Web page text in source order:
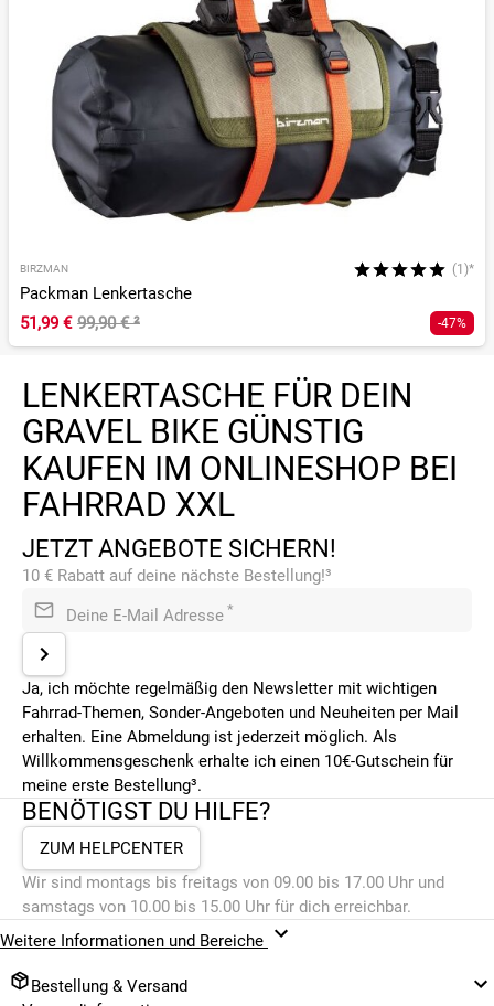
BIRZMAN (1)*
Packman Lenkertasche
51,99 € 99,90 €² -47%
LENKERTASCHE FÜR DEIN
GRAVEL BIKE GÜNSTIG
KAUFEN IM ONLINESHOP BEI
FAHRRAD XXL
JETZT ANGEBOTE SICHERN!
10 € Rabatt auf deine nächste Bestellung!³
Deine E-Mail Adresse *
Ja, ich möchte regelmäßig den Newsletter mit wichtigen
Fahrrad-Themen, Sonder-Angeboten und Neuheiten per Mail
erhalten. Eine Abmeldung ist jederzeit möglich. Als
Willkommensgeschenk erhalte ich einen 10€-Gutschein für
meine erste Bestellung³.
BENÖTIGST DU HILFE?
ZUM HELPCENTER
Wir sind montags bis freitags von 09.00 bis 17.00 Uhr und
samstags von 10.00 bis 15.00 Uhr für dich erreichbar.
Weitere Informationen und Bereiche
Bestellung & Versand